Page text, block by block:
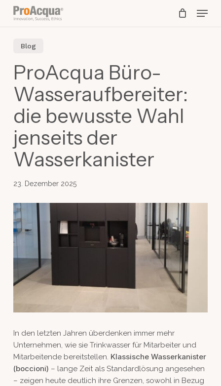
Skip
Menu
Blog
ProAcqua Büro-
Wasseraufbereiter:
die bewusste Wahl
jenseits der
Wasserkanister
23. Dezember 2025
In den letzten Jahren überdenken immer mehr
Unternehmen, wie sie Trinkwasser für Mitarbeiter und
Mitarbeitende bereitstellen. Klassische Wasserkanister
(boccioni) – lange Zeit als Standardlösung angesehen
– zeigen heute deutlich ihre Grenzen, sowohl in Bezug